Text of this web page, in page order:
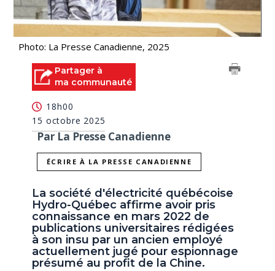
Photo: La Presse Canadienne, 2025
Partager à
ma communauté
18h00
15 octobre 2025
Par La Presse Canadienne
ÉCRIRE À LA PRESSE CANADIENNE
La société d'électricité québécoise
Hydro-Québec affirme avoir pris
connaissance en mars 2022 de
publications universitaires rédigées
à son insu par un ancien employé
actuellement jugé pour espionnage
présumé au profit de la Chine.